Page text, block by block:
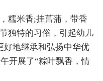
糯米香;挂菖蒲，带香
独特的习俗，引起幼儿
好地继承和弘扬中华优
开展了“粽叶飘香，情